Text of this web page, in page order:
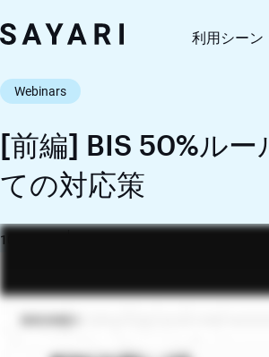
to
利用シーン
Webinars
[前編] BIS 50%ルー
ての対応策
10/15/25